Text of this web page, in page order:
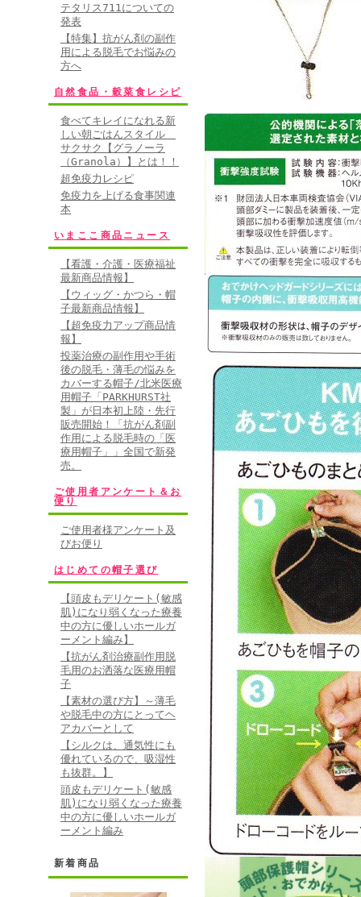
テタリス711についての
発表
【特集】抗がん剤の副作
用による脱毛でお悩みの
方へ
自然食品・穀菜食レシピ
食べてキレイになれる新
しい朝ごはんスタイル
サクサク【グラノーラ
（Granola）】とは！！
超免疫力レシピ
免疫力を上げる食事関連
本
いまここ商品ニュース
【看護・介護・医療福祉
最新商品情報】
【ウィッグ・かつら・帽
子最新商品情報】
【超免疫力アップ商品情
報】
投薬治療の副作用や手術
後の脱毛・薄毛の悩みを
カバーする帽子/北米医療
用帽子「PARKHURST社
製」が日本初上陸・先行
販売開始！「抗がん剤副
作用による脱毛時の「医
療用帽子」」全国で新発
売。
ご使用者アンケート＆お
便り
ご使用者様アンケート及
びお便り
はじめての帽子選び
【頭皮もデリケート(敏感
肌)になり弱くなった療養
中の方に優しいホールガ
ーメント編み】
【抗がん剤治療副作用脱
毛用のお洒落な医療用帽
子
【素材の選び方】～薄毛
や脱毛中の方にとってヘ
アカバーとして
【シルクは、通気性にも
優れているので、吸湿性
も抜群。】
頭皮もデリケート(敏感
肌)になり弱くなった療養
中の方に優しいホールガ
ーメント編み
新着商品